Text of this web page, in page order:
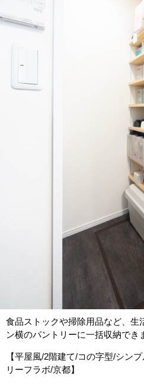
食品ストックや掃除用品など、生
ン横のパントリーに一括収納でき
【平屋風/2階建て/コの字型/シン
リーフラボ/京都】